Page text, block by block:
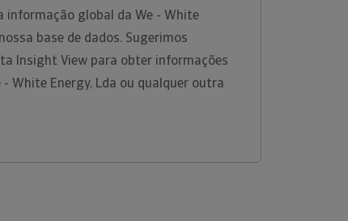
informação global da We - White
base de dados. Sugerimos
Insight View para obter informações
White Energy, Lda ou qualquer outra